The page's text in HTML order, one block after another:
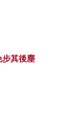
步其後塵